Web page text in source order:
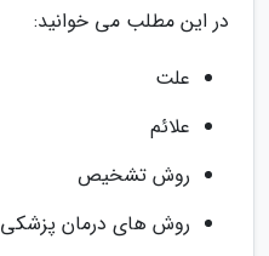
در این مطلب می خوانید:
علت
علائم
روش تشخیص
روش های درمان پزشکی